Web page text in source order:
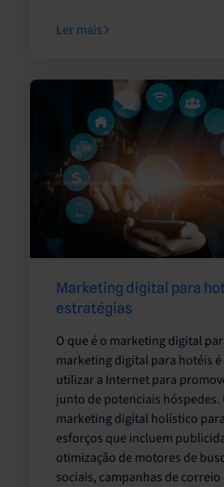
Ler mais
Marketing digital para
estratégias
O que é o marketing digital
marketing digital para hotéis é
utilizar a Internet para
junto de potenciais hóspedes.
marketing digital holístico
esforços que incluem
otimização de motores de
sociais, campanhas de